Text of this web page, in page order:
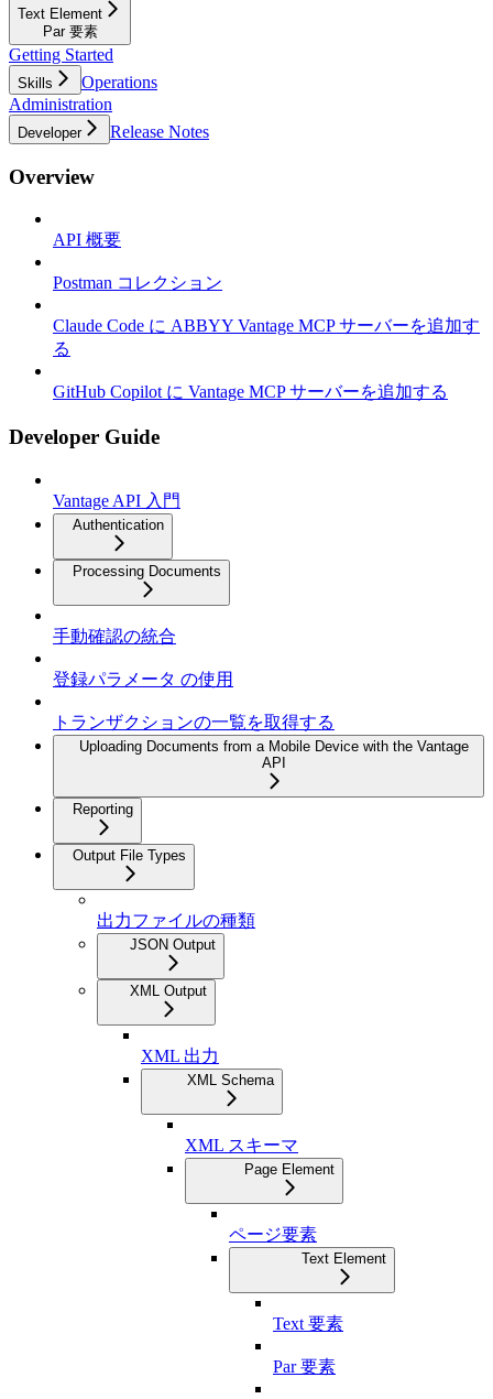
Text Element
Par 要素
Getting Started
Skills
Operations
Administration
Developer Release Notes
Overview
API 概要
Postman コレクション
Claude Code に ABBYY Vantage MCP サーバーを追加す
る
GitHub Copilot に Vantage MCP サーバーを追加する
Developer Guide
Vantage API 入門
Authentication
Processing Documents
手動確認の統合
登録パラメータ の使用
トランザクションの一覧を取得する
Uploading Documents from a Mobile Device with the Vantage
API
Reporting
Output File Types
出力ファイルの種類
JSON Output
XML Output
XML 出力
XML Schema
XML スキーマ
Page Element
ページ要素
Text Element
Text 要素
Par 要素